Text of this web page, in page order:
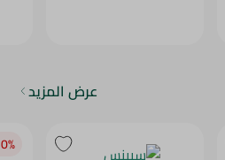
عرض المزيد